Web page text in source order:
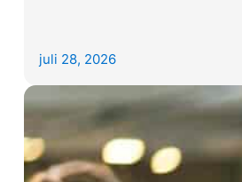
juli 28, 2026